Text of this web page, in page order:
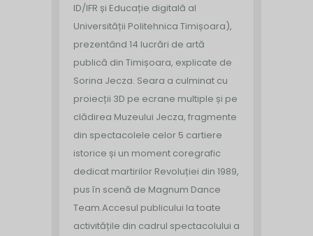
ID/IFR și Educație digitală al
Universității Politehnica Timișoara),
prezentând 14 lucrări de artă
publică din Timișoara, explicate de
Sorina Jecza. Seara a culminat cu
proiecții 3D pe ecrane multiple și pe
clădirea Muzeului Jecza, fragmente
din spectacolele celor 5 cartiere
istorice și un moment coregrafic
dedicat martirilor Revoluției din 1989,
pus în scenă de Magnum Dance
Team.Accesul publicului la toate
activitățile din cadrul spectacolului a